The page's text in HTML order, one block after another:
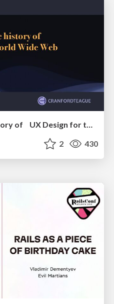
A brief & incomplete history of UX Design for the World Wide Web: 1989–2019
2 430